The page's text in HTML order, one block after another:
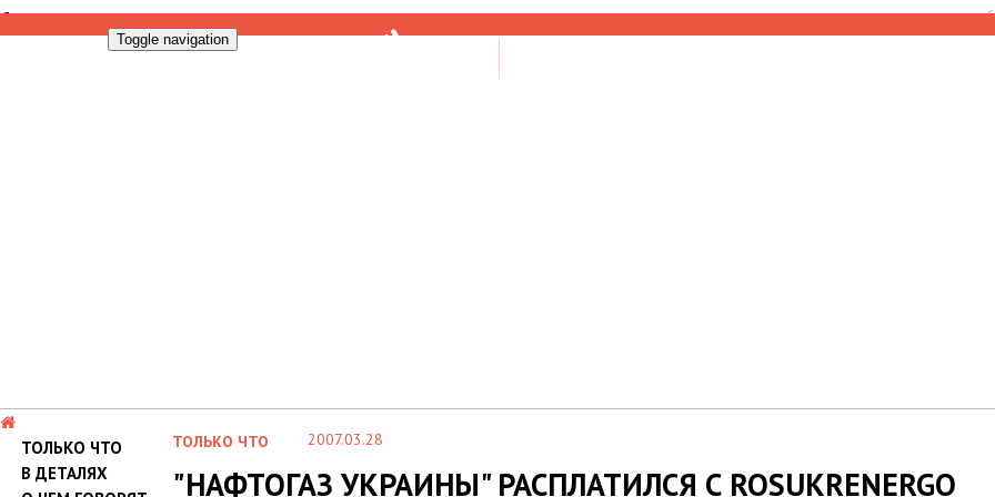
Toggle navigation
ТОЛЬКО ЧТО
В ДЕТАЛЯХ
ТОЛЬКО ЧТО 2007.03.28
"НАФТОГАЗ УКРАИНЫ" РАСПЛАТИЛСЯ С ROSUKRENERGO